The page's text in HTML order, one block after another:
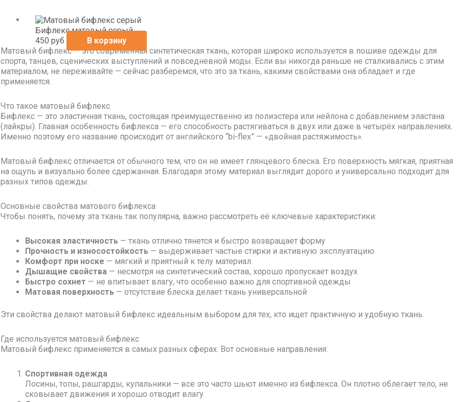
Бифлекс матовый серый
450 руб
В корзину
Матовый бифлекс — это современная синтетическая ткань, которая широко используется в пошиве одежды для
спорта, танцев, сценических выступлений и повседневной моды. Если вы никогда раньше не сталкивались с этим
материалом, не переживайте — сейчас разберёмся, что это за ткань, какими свойствами она обладает и где
применяется.
Что такое матовый бифлекс
Бифлекс — это эластичная ткань, состоящая преимущественно из полиэстера или нейлона с добавлением эластана
(лайкры). Главная особенность бифлекса — его способность растягиваться в двух или даже в четырёх направлениях.
Именно поэтому его название происходит от английского “bi-flex” — «двойная растяжимость».
Матовый бифлекс отличается от обычного тем, что он не имеет глянцевого блеска. Его поверхность мягкая, приятная
на ощупь и визуально более сдержанная. Благодаря этому материал выглядит дорого и универсально подходит для
разных типов одежды.
Основные свойства матового бифлекса
Чтобы понять, почему эта ткань так популярна, важно рассмотреть её ключевые характеристики:
Высокая эластичность — ткань отлично тянется и быстро возвращает форму
Прочность и износостойкость — выдерживает частые стирки и активную эксплуатацию
Комфорт при носке — мягкий и приятный к телу материал
Дышащие свойства — несмотря на синтетический состав, хорошо пропускает воздух
Быстро сохнет — не впитывает влагу, что особенно важно для спортивной одежды
Матовая поверхность — отсутствие блеска делает ткань универсальной
Эти свойства делают матовый бифлекс идеальным выбором для тех, кто ищет практичную и удобную ткань.
Где используется матовый бифлекс
Матовый бифлекс применяется в самых разных сферах. Вот основные направления:
Спортивная одежда
Лосины, топы, рашгарды, купальники — всё это часто шьют именно из бифлекса. Он плотно облегает тело, не
сковывает движения и хорошо отводит влагу.